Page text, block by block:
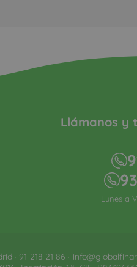
Llámanos y
Lunes a
· 91 218 21 86 ·